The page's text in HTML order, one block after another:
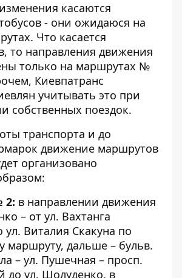
касаются
- они ожидаюся на
Что касается
то направления движения
только на маршрутах №
Киевпатранс
учитывать это при
собственных поездок.
транспорта и до
движение маршрутов
организовано
2: в направлении движения
– от ул. Вахтанга
ул. Виталия Скакуна по
маршруту, дальше – бульв.
– ул. Пушечная – просп.
до ул. Шолуденко, в